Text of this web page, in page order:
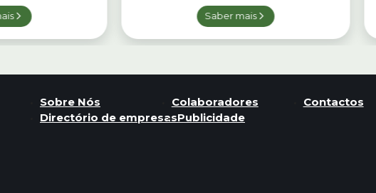
Saber mais
Sobre Nós Colaboradores
Contactos
Directório de empresasPublicidade